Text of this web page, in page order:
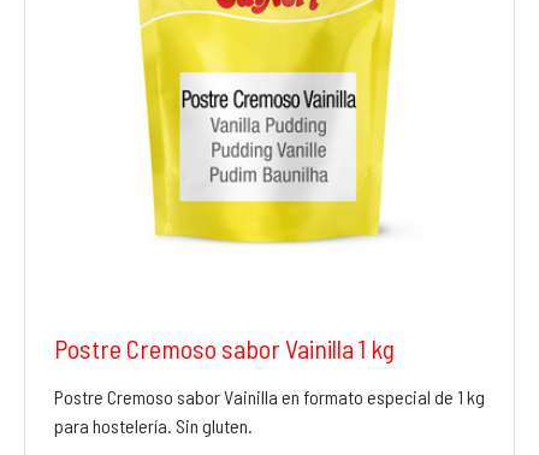
Postre Cremoso sabor Vainilla 1 kg
Postre Cremoso sabor Vainilla en formato especial de 1 kg
para hostelería. Sin gluten.